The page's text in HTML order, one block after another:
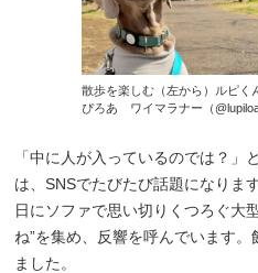
散歩を楽しむ（左から）ルピく
ぴろあ ワイマラナー（
「中に人が入っているのでは？」
は、SNSでたびたび話題になりま
日にソファで思い切りくつろぐ大
ね”を集め、反響を呼んでいます
ました。